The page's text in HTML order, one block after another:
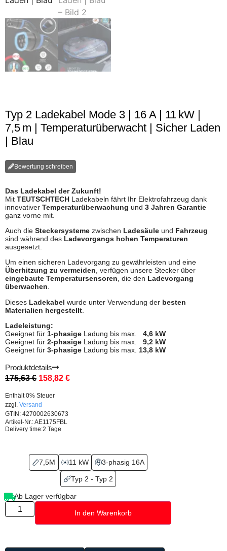
Typ 2 Ladekabel Mode 3 | 16 A | 11 kW |
7,5 m | Temperaturüberwacht | Sicher Laden
| Blau
Bewertung schreiben
Das Ladekabel der Zukunft!
Mit TEUTSCHTECH Ladekabeln fährt Ihr Elektrofahrzeug dank
innovativer Temperaturüberwachung und 3 Jahren Garantie
ganz vorne mit.
Auch die Steckersysteme zwischen Ladesäule und Fahrzeug
sind während des Ladevorgangs hohen Temperaturen
ausgesetzt.
Um einen sicheren Ladevorgang zu gewährleisten und eine
Überhitzung zu vermeiden, verfügen unsere Stecker über
eingebaute Temperatursensoren, die den Ladevorgang
überwachen.
Dieses Ladekabel wurde unter Verwendung der besten
Materialien hergestellt
Ladeleistung:
Geeignet für 1-phasige Ladung bis max. 4,6 kW
Geeignet für 2-phasige Ladung bis max. 9,2 kW
Geeignet für 3-phasige Ladung bis max. 13,8 kW
Produktdetails
175,63€ 158,82 €
Enthält 0% Steuer
zzgl. Versand
GTIN: 4270002630673
Artikel-Nr.: AE1175FBL
Delivery time:2 Tage
7,5M 11 kW 3-phasig 16A
Typ 2 - Typ 2
Ab Lager verfügbar
In den Warenkorb